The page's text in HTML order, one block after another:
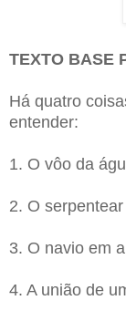
TEXTO BASE
Há quatro
entender:
1. O vôo da
2. O
3. O navio em
4. A união de